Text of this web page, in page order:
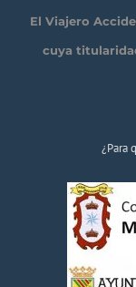
El Viajero
cuya
¿Para